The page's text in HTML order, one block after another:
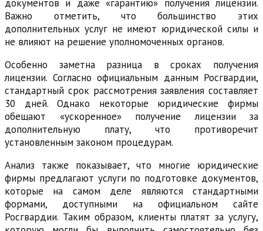
документов и даже «гарантию» получения лицензии.
Важно отметить, что большинство этих
дополнительных услуг не имеют юридической силы и
не влияют на решение уполномоченных органов.
Особенно заметна разница в сроках получения
лицензии. Согласно официальным данным Росгвардии,
стандартный срок рассмотрения заявления составляет
30 дней. Однако некоторые юридические фирмы
обещают «ускоренное» получение лицензии за
дополнительную плату, что противоречит
установленным законом процедурам.
Анализ также показывает, что многие юридические
фирмы предлагают услуги по подготовке документов,
которые на самом деле являются стандартными
формами, доступными на официальном сайте
Росгвардии. Таким образом, клиенты платят за услугу,